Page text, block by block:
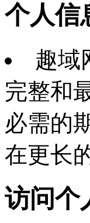
个人信
趣域
完整和
必需的
在更长
访问个